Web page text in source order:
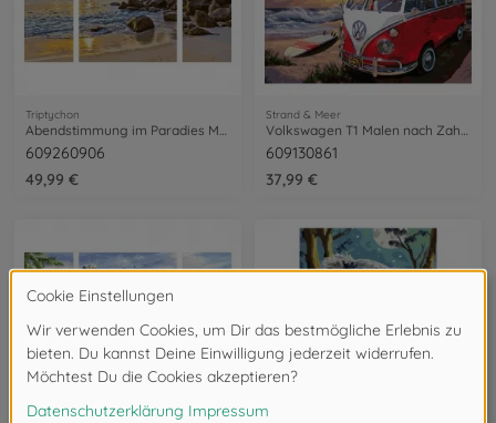
Triptychon
Abendstimmung im Paradies Malen nach Zahlen
609260906
49,99 €
Strand & Meer
Volkswagen T1 Malen nach Zahlen
609130861
37,99 €